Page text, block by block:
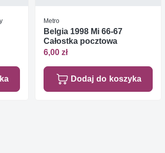
Metro
Belgia 1998 Mi 66-67
Całostka pocztowa
6,00 zł
Dodaj do koszyka